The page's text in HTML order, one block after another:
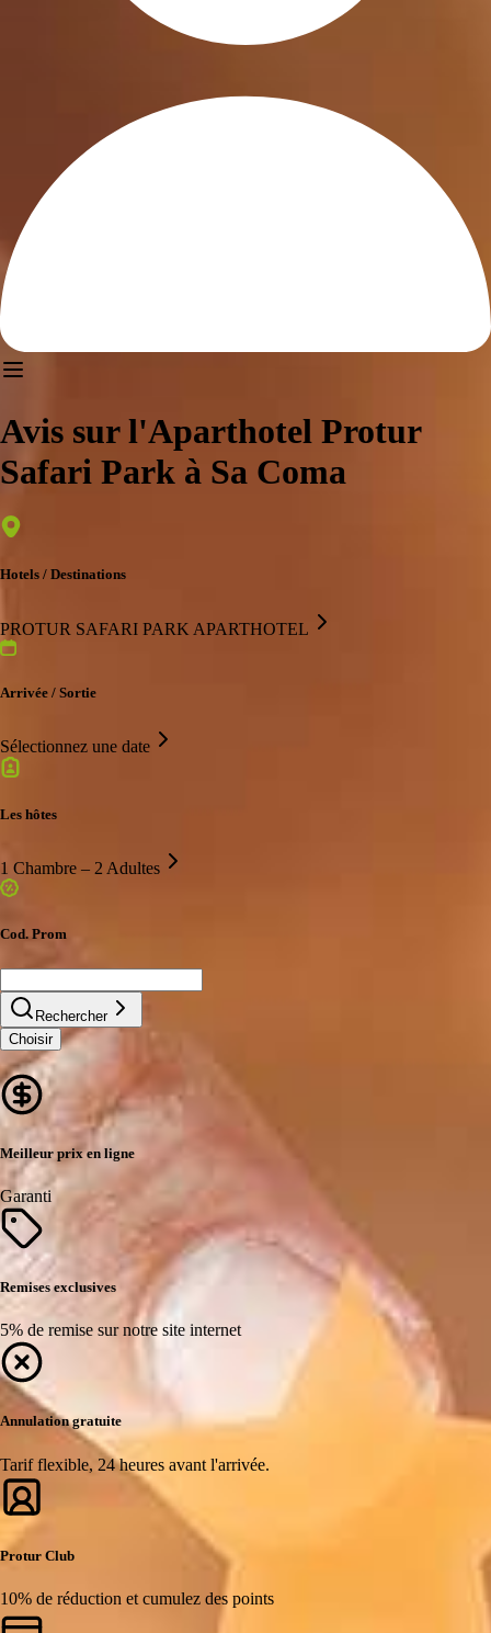
Avis sur l'Aparthotel Protur
Safari Park à Sa Coma
Hotels / Destinations
PROTUR SAFARI PARK APARTHOTEL
Arrivée / Sortie
Sélectionnez une date
Les hôtes
1 Chambre – 2 Adultes
Cod. Prom
Rechercher
Choisir
Meilleur prix en ligne
Garanti
Remises exclusives
5% de remise sur notre site internet
Annulation gratuite
Tarif flexible, 24 heures avant l'arrivée.
Protur Club
10% de réduction et cumulez des points